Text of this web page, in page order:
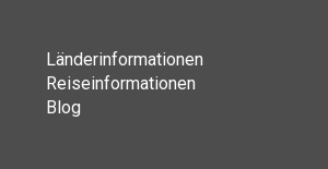
Länderinformationen
Reiseinformationen
Blog